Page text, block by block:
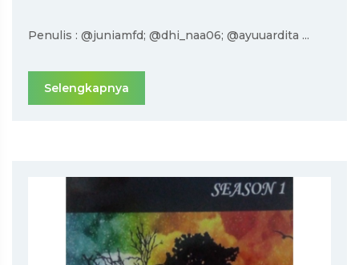
Penulis : @juniamfd; @dhi_naa06; @ayuuardita ...
Selengkapnya